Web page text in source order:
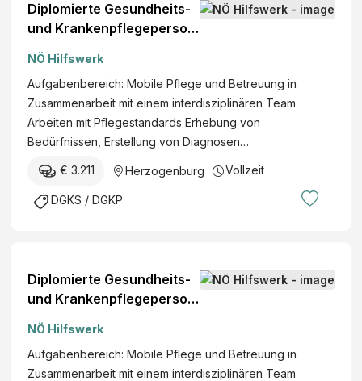
Diplomierte Gesundheits-
und Krankenpflegeperson
(w/m/d)
NÖ Hilfswerk
Aufgabenbereich: Mobile Pflege und Betreuung in
Zusammenarbeit mit einem interdisziplinären Team
Arbeiten mit Pflegestandards Erhebung von
Bedürfnissen, Erstellung von Diagnosen…
€ 3.211 Herzogenburg Vollzeit
DGKS / DGKP
Diplomierte Gesundheits-
und Krankenpflegeperson
NÖ Hilfswerk
Aufgabenbereich: Mobile Pflege und Betreuung in
Zusammenarbeit mit einem interdisziplinären Team